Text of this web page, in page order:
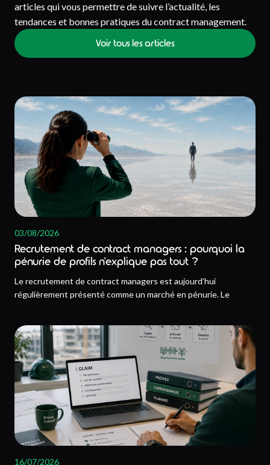
articles qui vous permettre de suivre l’actualité, les
tendances et bonnes pratiques du contract management.
Voir tous les articles
03/08/2026
Recrutement de contract managers : pourquoi la
pénurie de profils n’explique pas tout ?
Le recrutement de contract managers est aujourd’hui
régulièrement présenté comme un marché en pénurie. Le
16/07/2026